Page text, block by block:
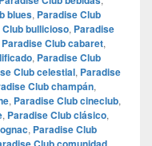
blues, Paradise Club
bullicioso, Paradise
Paradise Club cabaret,
, Paradise Club
Club celestial, Paradise
Club champán,
, Paradise Club cineclub,
, Paradise Club clásico,
, Paradise Club
,